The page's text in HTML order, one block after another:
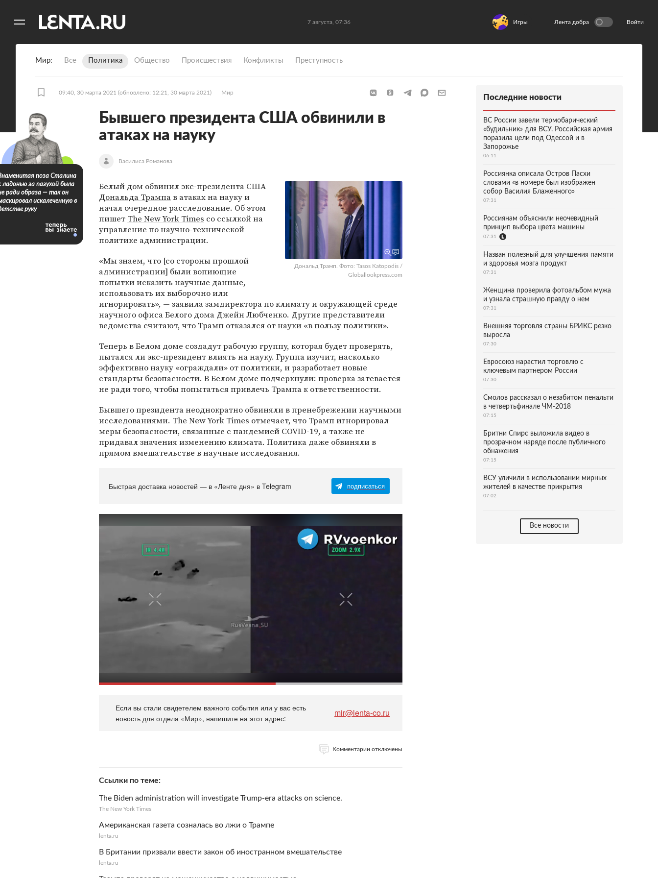
7 августа, 07:37 Игры Лента добра Войти
Мир Все Политика Общество Происшествия Конфликты Преступность
09:40, 30 марта 2021 (обновлено: 12:21, 30 марта 2021) Мир
Бывшего президента США обвинили в
атаках на науку
Василиса Романова
Дональд Трамп. Фото: Tasos Katopodis /
Globallookpress.com
Белый дом обвинил экс-президента США
Дональда Трампав атаках на науку и
начал очередное расследование. Об этом
пишет The New York Times со ссылкой на
управление по научно-технической
политике администрации.
«Мы знаем, что [со стороны прошлой
администрации] были вопиющие
попытки исказить научные данные,
использовать их выборочно или
игнорировать», — заявила замдиректора по климату и окружающей среде
научного офиса Белого дома Джейн Любченко. Другие представители
ведомства считают, что Трамп отказался от науки «в пользу политики».
Теперь в Белом доме создадут рабочую группу, которая будет проверять,
пытался ли экс-президент влиять на науку. Группа изучит, насколько
эффективно науку «ограждали» от политики, и разработает новые
стандарты безопасности. В Белом доме подчеркнули: проверка затевается
не ради того, чтобы попытаться привлечь Трампа к ответственности.
Бывшего президента неоднократно обвиняли в пренебрежении научными
исследованиями. The New York Times отмечает, что Трамп игнорировал
меры безопасности, связанные с пандемией COVID-19, а также не
придавал значения изменению климата. Политика даже обвиняли в
прямом вмешательстве в научные исследования.
Быстрая доставка новостей — в «Ленте дня» в Telegram подписаться
Если вы стали свидетелем важного события или у вас есть
новость для отдела «Мир», напишите на этот адрес:
mir@lenta-co.ru
Комментарии отключены
Ссылки по теме
The Biden administration will investigate Trump-era attacks on science.
The New York Times
Американская газета созналась во лжи о Трампе
lenta.ru
В Британии призвали ввести закон об иностранном вмешательстве
lenta.ru
поза Сталина
ладонью за пазухой была
ради образа — так он
искалеченную в
руку
Последние новости
ВС России завели термобарический
«будильник» для ВСУ. Российская армия
поразила цели под Одессой и в
Запорожье
06:11
Россиянка описала Остров Пасхи
словами «в номере был изображен
собор Василия Блаженного»
07:31
Россиянам объяснили неочевидный
принцип выбора цвета машины
07:31
Назван полезный для улучшения памяти
и здоровья мозга продукт
07:31
Женщина проверила фотоальбом мужа
и узнала страшную правду о нем
07:31
Внешняя торговля страны БРИКС резко
выросла
07:30
Евросоюз нарастил торговлю с
ключевым партнером России
07:30
Смолов рассказал о незабитом пенальти
в четвертьфинале ЧМ-2018
07:15
Бритни Спирс выложила видео в
прозрачном наряде после публичного
обнажения
07:15
ВСУ уличили в использовании мирных
жителей в качестве прикрытия
07:02
Все новости